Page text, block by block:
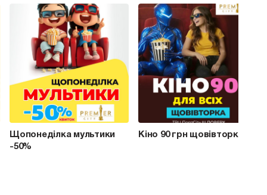
Щопонеділка мультики
-50%
Кіно 90 грн щовівторка